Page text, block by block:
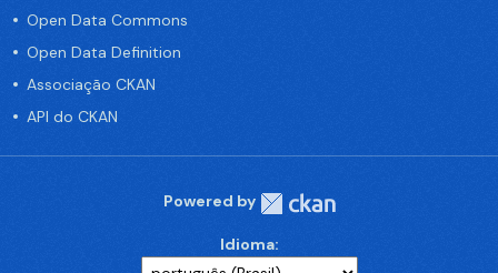
Open Data Commons
Open Data Definition
Associação CKAN
API do CKAN
Powered by
Idioma